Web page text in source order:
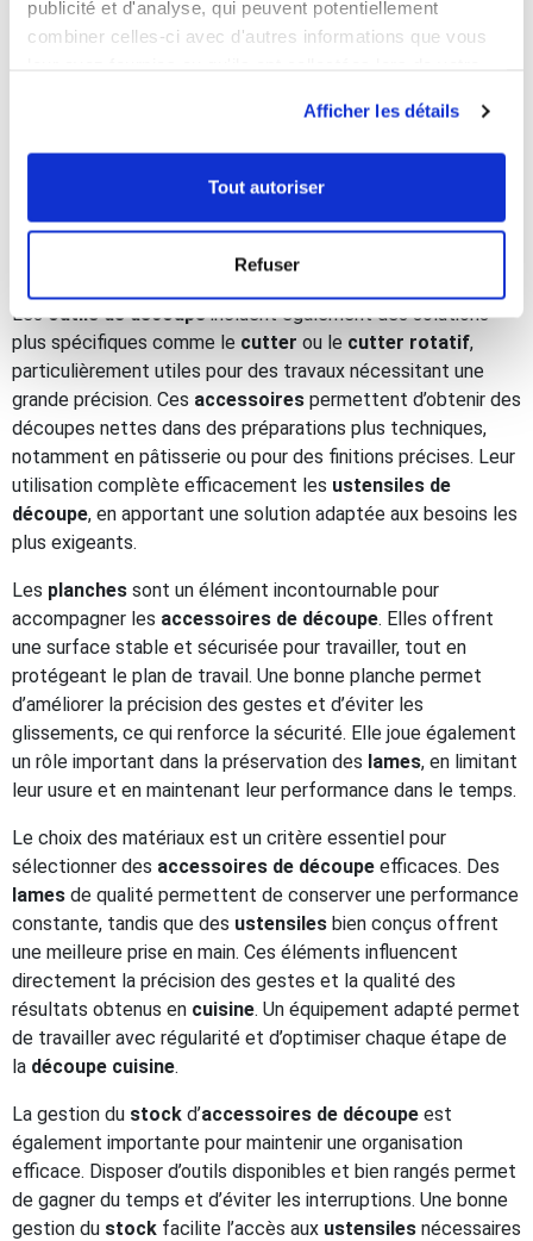
publicité et d'analyse, qui peuvent potentiellement
combiner celles-ci avec d'autres informations que vous
Afficher les détails
Tout autoriser
Refuser
éplucheur est un autreaccessoireessentiel, notamment
ustensilefacilite les
gestes et permet de gagner du temps, surtout lorsque les
volumes sont importants. Utilisé en complément des autres
organisation et à une plus grande fluidité dans les
Lesoutils de découpeincluent également des solutions
plus spécifiques comme le cutter ou le cutter rotatif,
particulièrement utiles pour des travaux nécessitant une
grande précision. Ces accessoires permettent d’obtenir des
découpes nettes dans des préparations plus techniques,
notamment en pâtisserie ou pour des finitions précises. Leur
utilisation complète efficacement les ustensiles de
découpe, en apportant une solution adaptée aux besoins les
plus exigeants.
Les planches sont un élément incontournable pour
accompagner les accessoires de découpe. Elles offrent
une surface stable et sécurisée pour travailler, tout en
protégeant le plan de travail. Une bonne planche permet
d’améliorer la précision des gestes et d’éviter les
glissements, ce qui renforce la sécurité. Elle joue également
un rôle important dans la préservation des lames, en limitant
leur usure et en maintenant leur performance dans le temps.
Le choix des matériaux est un critère essentiel pour
sélectionner des accessoires de découpe efficaces. Des
lames de qualité permettent de conserver une performance
constante, tandis que des ustensiles bien conçus offrent
une meilleure prise en main. Ces éléments influencent
directement la précision des gestes et la qualité des
résultats obtenus en cuisine. Un équipement adapté permet
de travailler avec régularité et d’optimiser chaque étape de
la découpe cuisine.
La gestion du stock d’accessoires de découpe est
également importante pour maintenir une organisation
efficace. Disposer d’outils disponibles et bien rangés permet
de gagner du temps et d’éviter les interruptions. Une bonne
gestion du stock facilite l’accès aux ustensiles nécessaires